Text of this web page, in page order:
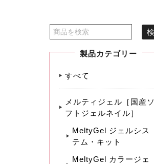
製品カテゴリー
すべて
メルティジェル［国産ソ
フトジェルネイル］
MeltyGel ジェルシス
テム・キット
MeltyGel カラージェ